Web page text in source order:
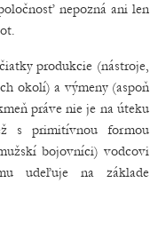
nepozná ani len
produkcie (nástroje,
okolí) a výmeny (aspoň
práve nie je na úteku
s primitívnou formou
bojovníci) vodcovi
udeľuje na základe